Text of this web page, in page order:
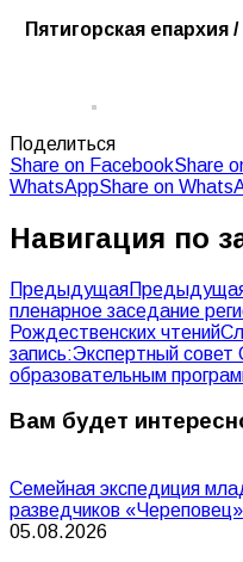
Пятигорская
Поделиться
Share on FacebookShare
WhatsAppShare on
Навигация по
Предыдущая
пленарное заседание
Рождественских чтений
запись:Экспертный
образовательным
Вам будет
Семейная экспедиция
разведчиков «Череповец»
05.08.2026